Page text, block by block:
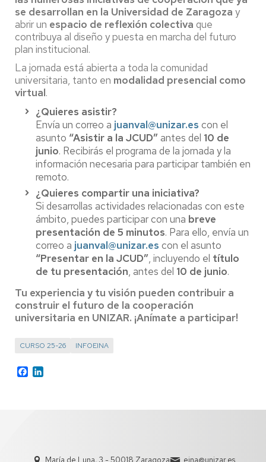
se desarrollan en la Universidad de Zaragoza y
abrir un espacio de reflexión colectiva que
contribuya al diseño y puesta en marcha del futuro
plan institucional.
La jornada está abierta a toda la comunidad
universitaria, tanto en modalidad presencial como
virtual.
¿Quieres asistir?
Envía un correo a juanval@unizar.es con el
asunto “Asistir a la JCUD”antes del 10 de
junio. Recibirás el programa de la jornada y la
información necesaria para participar también en
remoto.
¿Quieres compartir una iniciativa?
Si desarrollas actividades relacionadas con este
ámbito, puedes participar con una breve
presentación de 5 minutos. Para ello, envía un
correo a juanval@unizar.es con el asunto
“Presentar en la JCUD”, incluyendo el título
de tu presentación, antes del 10 de junio.
Tu experiencia y tu visión pueden contribuir a
construir el futuro de la cooperación
universitaria en UNIZAR. ¡Anímate a participar!
CURSO 25-26 INFOEINA
Facebook